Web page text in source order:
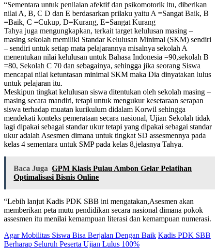
“Sementara untuk penilaian afektif dan psikomotorik itu, diberikan
nilai A, B, C D dan E berdasarkan prilaku yaitu A =Sangat Baik, B
=Baik, C =Cukup, D=Kurang, E=Sangat Kurang
Tahya juga mengungkapkan, terkait target kelulusan masing –
masing sekolah memiliki Standar Kelulusan Minimal (SKM) sendiri
– sendiri untuk setiap mata pelajarannya misalnya sekolah A
menentukan nilai kelulusan untuk Bahasa Indonesia =90,sekolah B
=80, Sekolah C 70 dan sebagainya, sehingga jika seorang Siswa
mencapai nilai ketuntasan minimal SKM maka Dia dinyatakan lulus
untuk pelajaran itu.
Meskipun tingkat kelulusan siswa ditentukan oleh sekolah masing –
masing secara mandiri, tetapi untuk mengukur kesetaraan serapan
siswa terhadap muatan kurikulum didalam Korwil sehingga
mendekati konteks pemerataan secara nasional, Ujian Sekolah tidak
lagi dipakai sebagai standar ukur tetapi yang dipakai sebagai standar
ukur adalah Asesmen dimana untuk tingkat SD assesmennya pada
kelas 4 sementara untuk SMP pada kelas 8,jelasnya Tahya.
Baca Juga GPM Klasis Pulau Ambon Gelar Pelatihan
Optimalisasi Bisnis Online
“Lebih lanjut Kadis PDK SBB ini mengatakan,Asesmen akan
memberikan peta mutu pendidikan secara nasional dimana pokok
assesmen itu menilai kemampuan literasi dan kemampuan numerasi.
Agar Mobilitas Siswa Bisa Berjalan Dengan Baik Kadis PDK SBB
Berharap Seluruh Peserta Ujian Lulus 100%